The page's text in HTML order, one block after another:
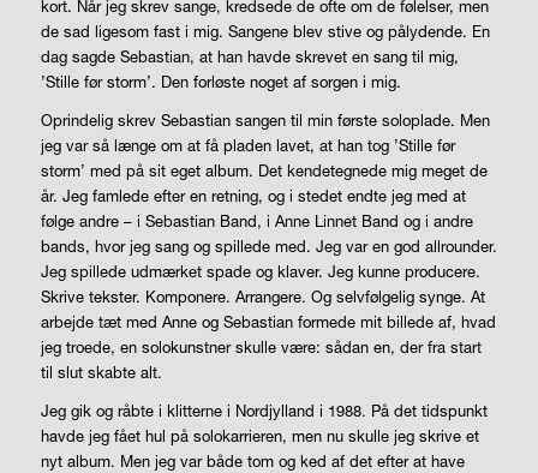
kort. Når jeg skrev sange, kredsede de ofte om de følelser, men
de sad ligesom fast i mig. Sangene blev stive og pålydende. En
dag sagde Sebastian, at han havde skrevet en sang til mig,
’Stille før storm’. Den forløste noget af sorgen i mig.
Oprindelig skrev Sebastian sangen til min første soloplade. Men
jeg var så længe om at få pladen lavet, at han tog ’Stille før
storm’ med på sit eget album. Det kendetegnede mig meget de
år. Jeg famlede efter en retning, og i stedet endte jeg med at
følge andre – i Sebastian Band, i Anne Linnet Band og i andre
bands, hvor jeg sang og spillede med. Jeg var en god allrounder.
Jeg spillede udmærket spade og klaver. Jeg kunne producere.
Skrive tekster. Komponere. Arrangere. Og selvfølgelig synge. At
arbejde tæt med Anne og Sebastian formede mit billede af, hvad
jeg troede, en solokunstner skulle være: sådan en, der fra start
til slut skabte alt.
Jeg gik og råbte i klitterne i Nordjylland i 1988. På det tidspunkt
havde jeg fået hul på solokarrieren, men nu skulle jeg skrive et
nyt album. Men jeg var både tom og ked af det efter at have